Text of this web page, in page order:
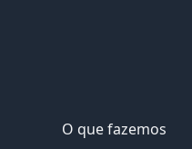
O que fazemos